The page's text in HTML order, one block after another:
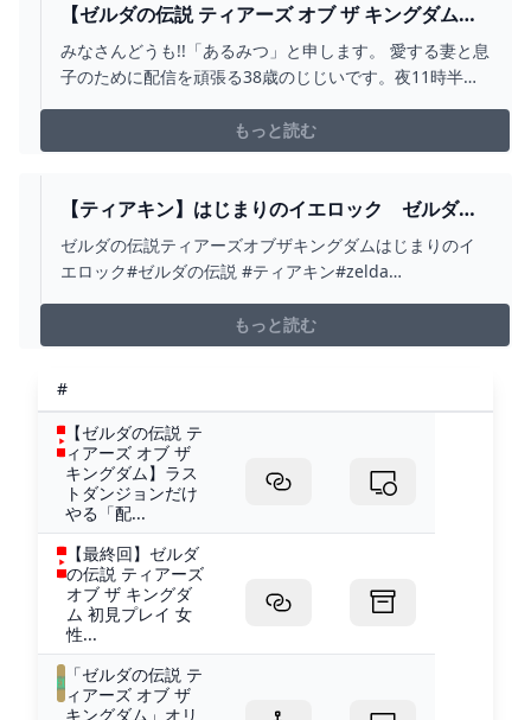
【ゼルダの伝説 ティアーズ オブ ザ キングダム】
38歳のティアキン実況 あるみつ VOL.005 -
YOUTUBE
みなさんどうも!!「あるみつ」と申します。 愛する妻と息
子のために配信を頑張る38歳のじじいです。夜11時半く
くれると喜びます！チャンネル登録・Twitterフォロー宜
しくお願いします！！twitchのほうも良ければ宜しくお願
もっと読む
【ティアキン】はじまりのイエロック ゼルダの
伝説ティアーズ オブザキングダム #ゼルダの伝説
#ティアキン #ZELDA #SHORTS - YOUTUBE
ゼルダの伝説ティアーズオブザキングダムはじまりのイ
エロック#ゼルダの伝説 #ティアキン#zelda
もっと読む
#
【ゼルダの伝説 テ
ィアーズ オブ ザ
キングダム】ラス
トダンジョンだけ
やる「配...
【最終回】ゼルダ
の伝説 ティアーズ
オブ ザ キングダ
ム 初見プレイ 女
性...
「ゼルダの伝説 テ
ィアーズ オブ ザ
キングダム」オリ